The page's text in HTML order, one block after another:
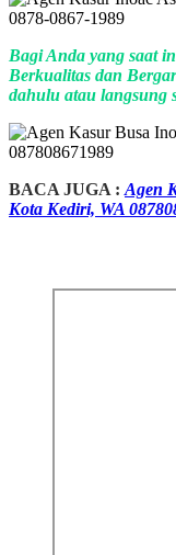
Bagi Anda yang saat
Berkualitas dan
dahulu atau langsung
BACA JUGA : Agen
Kota Kediri, WA